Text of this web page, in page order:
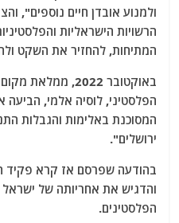
ולמנוע אובדן חיים נוספים",
הרשויות הישראליות
המתיחות, להחזיר את השקט
באוקטובר 2022,
הפלסטיני, לוסיה אלמי,
המסוכנת באלימות והגבלות
ירושלים".
בהודעה שפרסם אז קרא פקיד
והדגיש את אחריותה של
הפלסטינים.